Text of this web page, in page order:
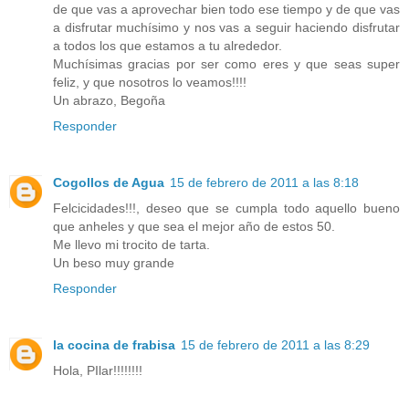
de que vas a aprovechar bien todo ese tiempo y de que vas
a disfrutar muchísimo y nos vas a seguir haciendo disfrutar
a todos los que estamos a tu alrededor.
Muchísimas gracias por ser como eres y que seas super
feliz, y que nosotros lo veamos!!!!
Un abrazo, Begoña
Responder
Cogollos de Agua 15 de febrero de 2011 a las 8:18
Felcicidades!!!, deseo que se cumpla todo aquello bueno
que anheles y que sea el mejor año de estos 50.
Me llevo mi trocito de tarta.
Un beso muy grande
Responder
la cocina de frabisa 15 de febrero de 2011 a las 8:29
Hola, PIlar!!!!!!!!